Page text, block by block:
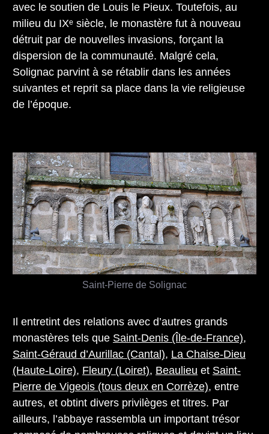
avec le soutien de Louis le Pieux. Toutefois, au
milieu du IXᵉ siècle, le monastère fut à nouveau
détruit par de nouvelles invasions, forçant la
dispersion de la communauté. Malgré cela,
Solignac parvint à se rétablir dans les années
suivantes et reprit sa place dans la vie religieuse
de l’époque.
Saint-Pierre de Solignac
Il entretint des relations avec d’autres grands
monastères tels que Saint-Denis (Île-de-France),
Saint-Géraud d’Aurillac (Cantal), La Chaise-Dieu
(Haute-Loire), Fleury (Loiret), Beaulieu et Saint-
Pierre de Vigeois (tous deux en Corrèze), entre
autres, et obtint divers privilèges et titres. Par
ailleurs, l’abbaye rassembla un important trésor